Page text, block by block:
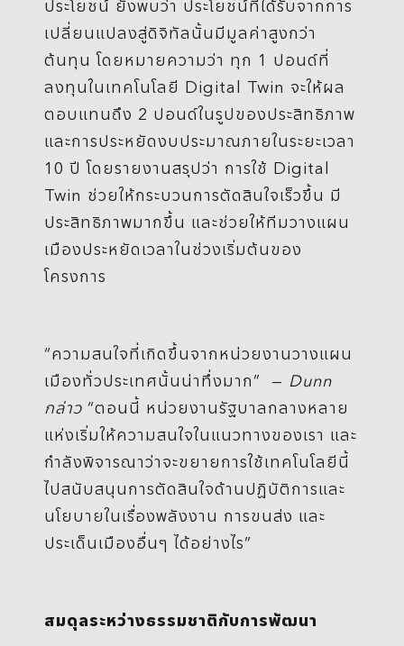
ประโยชน์ ยังพบว่า ประโยชน์ที่ได้รับจากการ
เปลี่ยนแปลงสู่ดิจิทัลนั้นมีมูลค่าสูงกว่า
ต้นทุน โดยหมายความว่า ทุก 1 ปอนด์ที่
ลงทุนในเทคโนโลยี Digital Twin จะให้ผล
ตอบแทนถึง 2 ปอนด์ในรูปของประสิทธิภาพ
และการประหยัดงบประมาณภายในระยะเวลา
10 ปี โดยรายงานสรุปว่า การใช้ Digital
Twin ช่วยให้กระบวนการตัดสินใจเร็วขึ้น มี
ประสิทธิภาพมากขึ้น และช่วยให้ทีมวางแผน
เมืองประหยัดเวลาในช่วงเริ่มต้นของ
โครงการ
“ความสนใจที่เกิดขึ้นจากหน่วยงานวางแผน
เมืองทั่วประเทศนั้นน่าทึ่งมาก” — Dunn
กล่าว “ตอนนี้ หน่วยงานรัฐบาลกลางหลาย
แห่งเริ่มให้ความสนใจในแนวทางของเรา และ
กำลังพิจารณาว่าจะขยายการใช้เทคโนโลยีนี้
ไปสนับสนุนการตัดสินใจด้านปฏิบัติการและ
นโยบายในเรื่องพลังงาน การขนส่ง และ
ประเด็นเมืองอื่นๆ ได้อย่างไร”
สมดุลระหว่างธรรมชาติกับการพัฒนา